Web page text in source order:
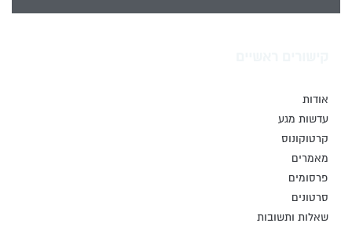
אודות
עדשות מגע
קרטוקונוס
מאמרים
פרסומים
סרטונים
שאלות ותשובות